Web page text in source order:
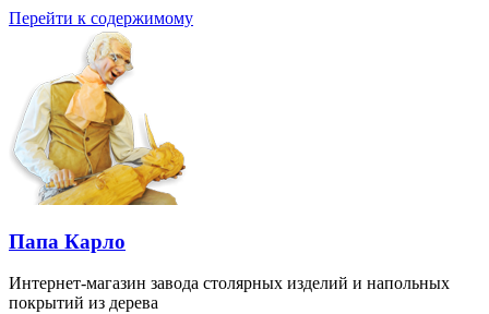
Перейти к содержимому
Папа Карло
Интернет-магазин завода столярных изделий и напольных
покрытий из дерева